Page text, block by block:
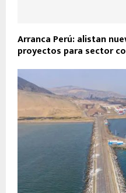
Arranca Perú: alistan
proyectos para sector